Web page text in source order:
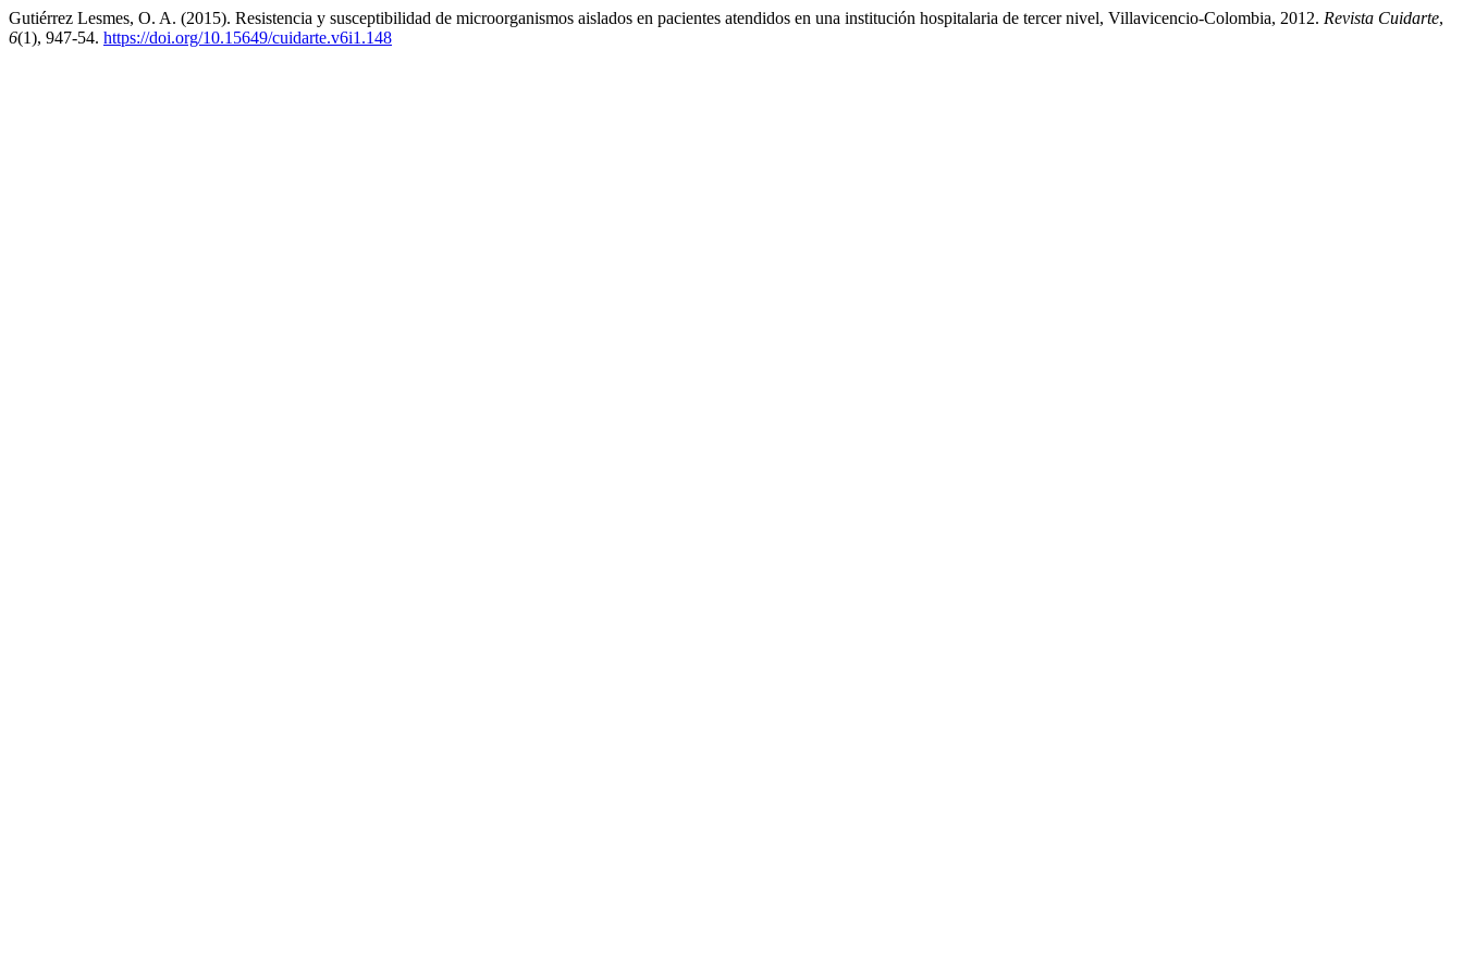
Gutiérrez Lesmes, O. A. (2015). Resistencia y susceptibilidad de microorganismos aislados en pacientes atendidos en una institución hospitalaria de tercer nivel, Villavicencio-Colombia, 2012. Revista Cuidarte,
6(1), 947-54. https://doi.org/10.15649/cuidarte.v6i1.148